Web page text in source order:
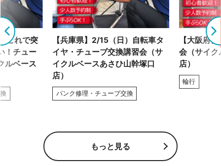
これで突
！チュー
ルベース
【兵庫県】2/15（日）自転車タ
イヤ・チューブ交換講習会（サ
イクルベースあさひ山幹塚口
店）
パンク修理・チューブ交換
【大阪府
会（サイク
店）
輪行
もっと見る